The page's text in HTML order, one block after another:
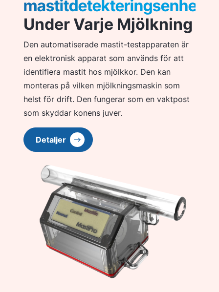
mastitdetekteringsenhet
Under Varje Mjölkning
Den automatiserade mastit-testapparaten är
en elektronisk apparat som används för att
identifiera mastit hos mjölkkor. Den kan
monteras på vilken mjölkningsmaskin som
helst för drift. Den fungerar som en vaktpost
som skyddar konens juver.
Detaljer